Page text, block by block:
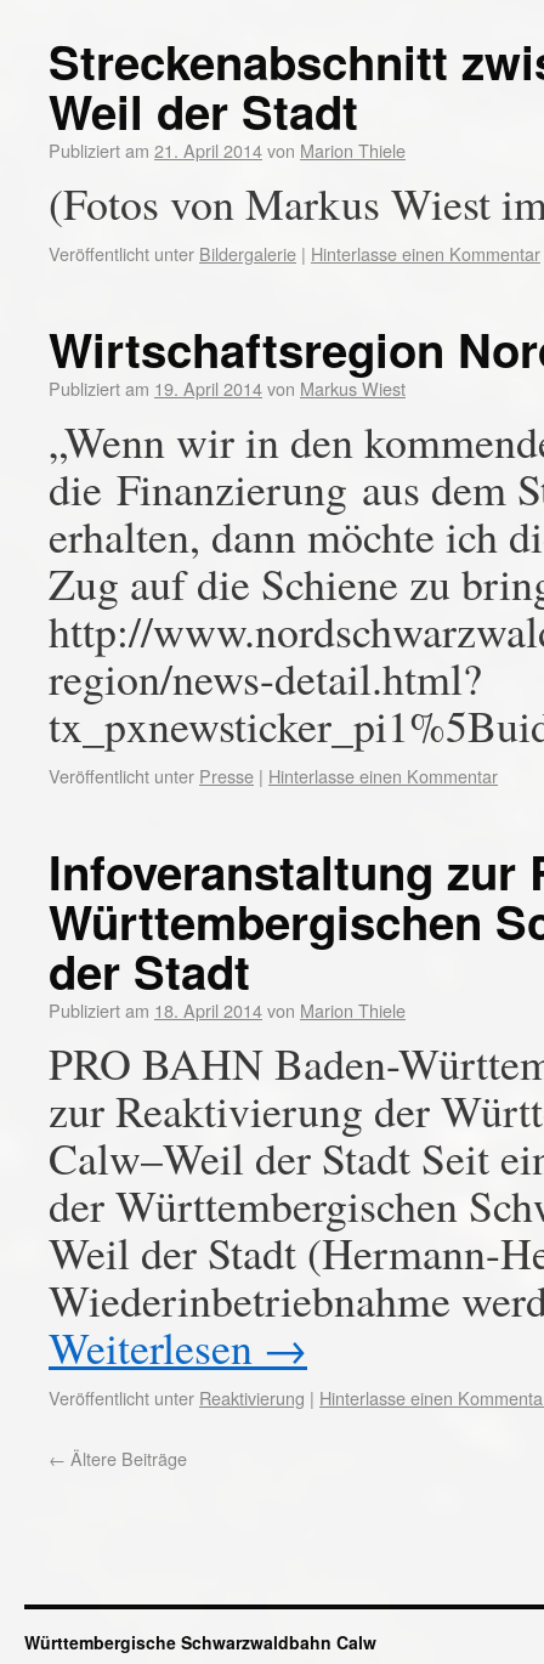
Streckenabschnitt
Weil der Stadt
Publiziert am 21. April 2014von Marion Thiele
(Fotos von Markus Wiest
Veröffentlicht unter Bildergalerie | Hinterlasse einen Kommentar
Wirtschaftsregion
Publiziert am 19. April 2014von Markus Wiest
„Wenn wir in den
die Finanzierung aus dem
erhalten, dann möchte ich
Zug auf die Schiene zu
http://
region/news-detail.html?
Veröffentlicht unter Presse | Hinterlasse einen Kommentar
Infoveranstaltung zur
Württembergischen
der Stadt
Publiziert am 18. April 2014von Marion Thiele
PRO BAHN Baden-
zur Reaktivierung der
Calw–Weil der Stadt Seit
der Württembergischen
Weil der Stadt (Hermann-
Wiederinbetriebnahme
Weiterlesen →
Veröffentlicht unter Reaktivierung | Hinterlasse einen
← Ältere Beiträge
Württembergische Schwarzwaldbahn Calw